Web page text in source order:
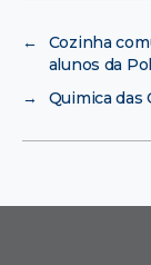
←
Cozinha
alunos da
→
Quimica das